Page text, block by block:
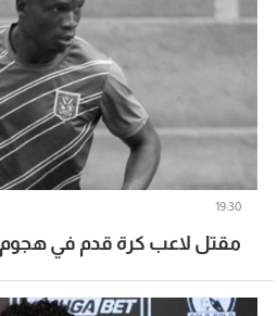
مقتل لاعب كرة قدم في
19:30